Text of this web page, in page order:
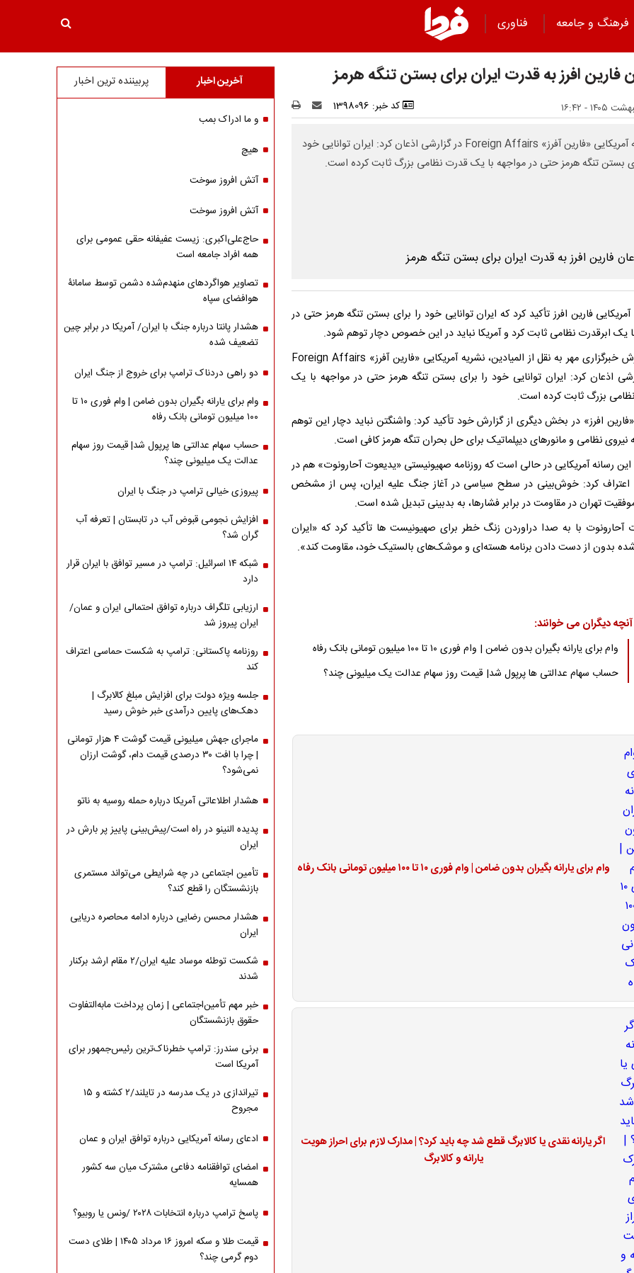
فرهنگ و جامعه فناوری
فارین افرز به قدرت ایران برای بستن تنگه هرمز
کد خبر: 1398096
نشریه آمریکایی «فارین آفرز» Foreign Affairs در گزارشی اذعان کرد: ایران توانایی خود
بستن تنگه هرمز حتی در مواجهه با یک قدرت نظامی بزرگ ثابت کرده است.
فارین افرز تأکید کرد که ایران توانایی خود را برای بستن تنگه هرمز حتی در
یک ابرقدرت نظامی ثابت کرد و آمریکا نباید در این خصوص دچار توهم شود.
به گزارش خبرگزاری مهر به نقل از المیادین، نشریه آمریکایی «فارین آفرز» Foreign Affairs
اذعان کرد: ایران توانایی خود را برای بستن تنگه هرمز حتی در مواجهه با یک
بزرگ ثابت کرده است.
افرز» در بخش دیگری از گزارش خود تأکید کرد: واشنگتن نباید دچار این توهم
نظامی و مانورهای دیپلماتیک برای حل بحران تنگه هرمز کافی است.
رسانه آمریکایی در حالی است که روزنامه صهیونیستی «یدیعوت آحارونوت» هم در
اعتراف کرد: خوش‌بینی در سطح سیاسی در آغاز جنگ علیه ایران، پس از مشخص
تهران در مقاومت در برابر فشارها، به بدبینی تبدیل شده است.
آحارونوت با به صدا دراوردن زنگ خطر برای صهیونیست ها تأکید کرد که «ایران
بدون از دست دادن برنامه هسته‌ای و موشک‌های بالستیک خود، مقاومت کند».
آنچه دیگران می خوانند:
وام برای یارانه بگیران بدون ضامن | وام فوری ۱۰ تا ۱۰۰ میلیون تومانی بانک رفاه
حساب سهام عدالتی ها پرپول شد| قیمت روز سهام عدالت یک میلیونی چند؟
وام برای یارانه بگیران بدون ضامن | وام فوری ۱۰ تا ۱۰۰ میلیون تومانی بانک رفاه
اگر یارانه نقدی یا کالابرگ قطع شد چه باید کرد؟ | مدارک لازم برای احراز هویت
یارانه و کالابرگ
آخرین اخبار پربیننده ترین اخبار
و ما ادراک بمب
هیچ
آتش افروز سوخت
آتش افروز سوخت
حاج‌علی‌اکبری: زیست عفیفانه حقی عمومی برای
همه افراد جامعه است
تصاویر هواگردهای منهدم‌شده دشمن توسط سامانۀ
هوافضای سپاه
هشدار پانتا درباره جنگ با ایران/ آمریکا در برابر چین
تضعیف شده
دو راهی دردناک ترامپ برای خروج از جنگ ایران
وام برای یارانه بگیران بدون ضامن | وام فوری ۱۰ تا
۱۰۰ میلیون تومانی بانک رفاه
حساب سهام عدالتی ها پرپول شد| قیمت روز سهام
عدالت یک میلیونی چند؟
پیروزی خیالی ترامپ در جنگ با ایران
افزایش نجومی قبوض آب در تابستان | تعرفه آب
گران شد؟
شبکه ۱۴ اسرائیل: ترامپ در مسیر توافق با ایران قرار
دارد
ارزیابی تلگراف درباره توافق احتمالی ایران و عمان/
ایران پیروز شد
روزنامه پاکستانی: ترامپ به شکست حماسی اعتراف
کند
جلسه ویژه دولت برای افزایش مبلغ کالابرگ |
دهک‌های پایین درآمدی خبر خوش رسید
ماجرای جهش میلیونی قیمت گوشت ۴ هزار تومانی
| چرا با افت ۳۰ درصدی قیمت دام، گوشت ارزان
نمی‌شود؟
هشدار اطلاعاتی آمریکا درباره حمله روسیه به ناتو
پدیده النینو در راه است/پیش‌بینی پاییز پر بارش در
ایران
تأمین اجتماعی در چه شرایطی می‌تواند مستمری
بازنشستگان را قطع کند؟
هشدار محسن رضایی درباره ادامه محاصره دریایی
ایران
شکست توطئه موساد علیه ایران/۲ مقام‌ ارشد برکنار
شدند
خبر مهم تأمین‌اجتماعی | زمان پرداخت مابه‌التفاوت
حقوق بازنشستگان
برنی سندرز: ترامپ خطرناک‌ترین رئیس‌جمهور برای
آمریکا است
تیراندازی در یک مدرسه در تایلند/۲ کشته و ۱۵
مجروح
ادعای رسانه آمریکایی درباره توافق ایران و عمان
امضای توافقنامه دفاعی مشترک میان سه کشور
همسایه
پاسخ ترامپ درباره انتخابات ۲۰۲۸ /ونس یا روبیو؟
قیمت طلا و سکه امروز ۱۶ مرداد ۱۴۰۵ | طلای دست
دوم گرمی چند؟